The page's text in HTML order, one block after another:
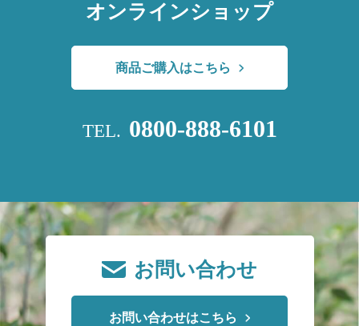
オンラインショップ
商品ご購入はこちら
TEL. 0800-888-6101
お問い合わせ
お問い合わせはこちら